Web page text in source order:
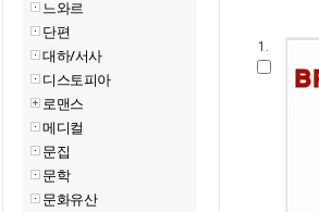
느와르
단편
대하/서사
디스토피아
로맨스
메디컬
문집
문학
문화유산
1.